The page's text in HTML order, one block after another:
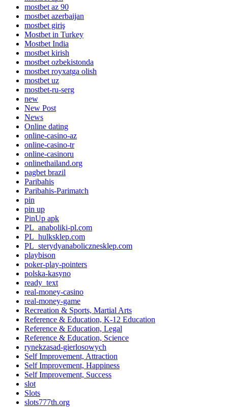
mostbet az 90
mostbet azerbaijan
mostbet giriş
Mostbet in Turkey
Mostbet India
mostbet kirish
mostbet ozbekistonda
mostbet royxatga olish
mostbet uz
mostbet-ru-serg
new
New Post
News
Online dating
online-casino-az
online-casino-tr
online-casinoru
onlinethailand.org
pagbet brazil
Paribahis
Paribahis-Parimatch
pin
pin up
PinUp apk
PL_anaboliki-pl.com
PL_hulksklep.com
PL_sterydyanabolicznesklep.com
playbison
poker-play-pointers
polska-kasyno
ready_text
real-money-casino
real-money-game
Recreation & Sports, Martial Arts
Reference & Education, K-12 Education
Reference & Education, Legal
Reference & Education, Science
rynekzasad-gierlosowych
Self Improvement, Attraction
Self Improvement, Happiness
Self Improvement, Success
slot
Slots
slots777th.org